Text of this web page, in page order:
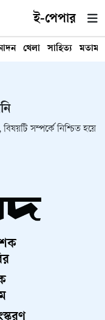
ই-পেপার
খেলা সাহিত্য মতামত
সম্পর্কে নিশ্চিত হয়ে